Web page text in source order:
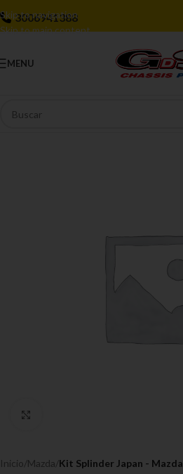
Skip to navigation
Skip to main content
3006941388
MENU
Inicio Mazda Kit Splinder Japan - Mazda